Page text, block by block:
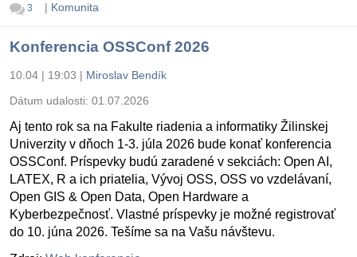
3 | Komunita
Konferencia OSSConf 2026
10.04 | 19:03 | Miroslav Bendík
Dátum udalosti: 01.07.2026
Aj tento rok sa na Fakulte riadenia a informatiky Žilinskej
Univerzity v dňoch 1-3. júla 2026 bude konať konferencia
OSSConf. Príspevky budú zaradené v sekciách: Open AI,
LATEX, R a ich priatelia, Vývoj OSS, OSS vo vzdelávaní,
Open GIS & Open Data, Open Hardware a
Kyberbezpečnosť. Vlastné príspevky je možné registrovať
do 10. júna 2026. Tešíme sa na Vašu návštevu.